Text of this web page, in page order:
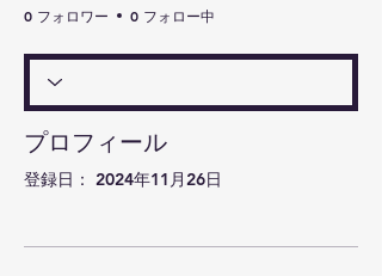
0 フォロワー 0 フォロー中
プロフィール
登録日： 2024年11月26日